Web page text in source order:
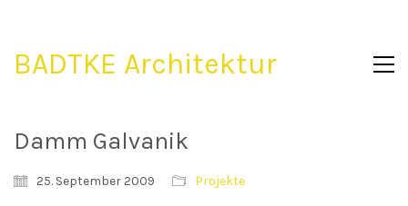
BADTKE Architektur
Damm Galvanik
25. September 2009 Projekte